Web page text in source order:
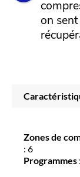
on
Zones de
: 6
Programmes